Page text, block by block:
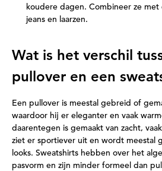
koudere dagen. Combineer ze met
jeans en laarzen.
Wat is het verschil
pullover en een
Een pullover is meestal gebreid of
waardoor hij er eleganter en vaak
daarentegen is gemaakt van zacht,
ziet er sportiever uit en wordt meestal
looks. Sweatshirts hebben over het
pasvorm en zijn minder formeel dan